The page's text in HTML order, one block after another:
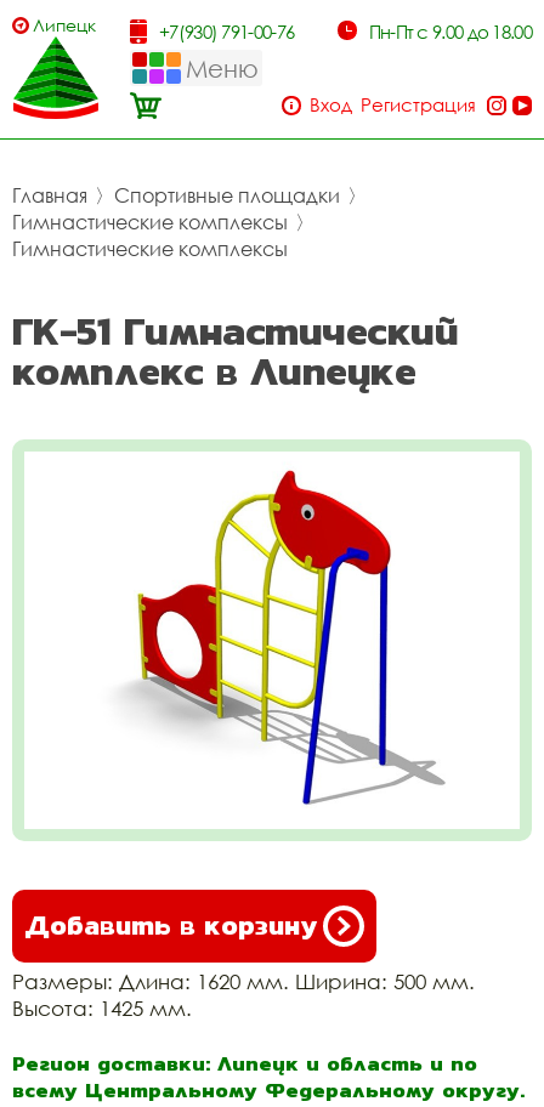
Липецк +7(930) 791-00-76 Пн-Пт с 9.00 до 18.00
Меню
Вход Регистрация
Главная 〉 Спортивные площадки 〉
Гимнастические комплексы 〉
Гимнастические комплексы
ГК-51 Гимнастический
комплекс в Липецке
Добавить в корзину
Размеры: Длина: 1620 мм. Ширина: 500 мм.
Высота: 1425 мм.
Регион доставки: Липецк и область и по
всему Центральному Федеральному округу.